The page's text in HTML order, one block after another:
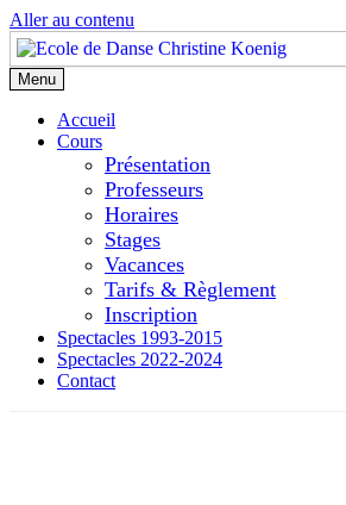
Aller au contenu
Menu
Accueil
Cours
Présentation
Professeurs
Horaires
Stages
Vacances
Tarifs & Règlement
Inscription
Spectacles 1993-2015
Spectacles 2022-2024
Contact